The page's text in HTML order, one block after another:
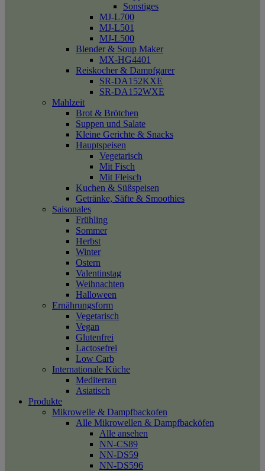
Sonstiges
MJ-L700
MJ-L501
MJ-L500
Blender & Soup Maker
MX-HG4401
Reiskocher & Dampfgarer
SR-DA152KXE
SR-DA152WXE
Mahlzeit
Brot & Brötchen
Suppen und Salate
Kleine Gerichte & Snacks
Hauptspeisen
Vegetarisch
Mit Fisch
Mit Fleisch
Kuchen & Süßspeisen
Getränke, Säfte & Smoothies
Saisonales
Frühling
Sommer
Herbst
Winter
Ostern
Valentinstag
Weihnachten
Halloween
Ernährungsform
Vegetarisch
Vegan
Glutenfrei
Lactosefrei
Low Carb
Internationale Küche
Mediterran
Asiatisch
Produkte
Mikrowelle & Dampfbackofen
Alle Mikrowellen & Dampfbacköfen
Alle ansehen
NN-CS89
NN-DS59
NN-DS596